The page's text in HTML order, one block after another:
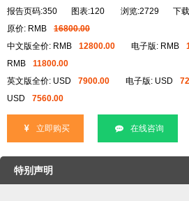
报告页码:350
图表:120 浏览:2729
下
原价: RMB
16800.00
中文版全价: RMB
12800.00 电子版: RMB
RMB
11800.00
英文版全价: USD
7900.00 电子版: USD
USD
7560.00
立即购买 在线咨询
特别声明